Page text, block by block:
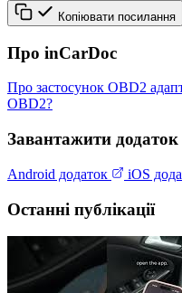
Копіювати посилання
Про inCarDoc
Про застосунок OBD2
OBD2?
Завантажити додаток
Android додаток iOS
Останні публікації